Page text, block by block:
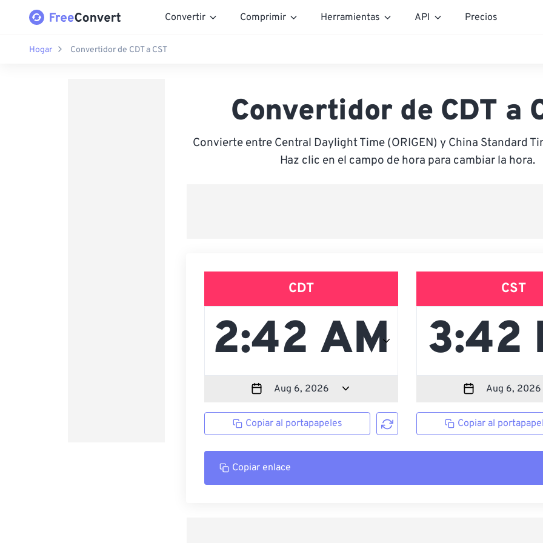
Convertir Comprimir Herramientas API Precios
Hogar Convertidor de CDT a CST
Convertidor de CDT a
Convierte entre Central Daylight Time (ORIGEN) y China Standard
Haz clic en el campo de hora para cambiar la hora.
CDT
Copiar al portapapeles
CST
Copiar al
Copiar enlace